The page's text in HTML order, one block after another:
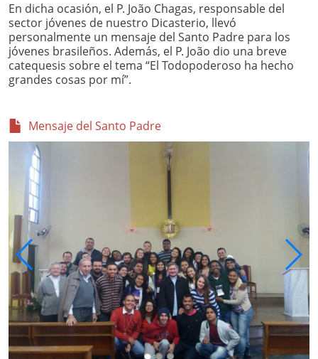
En dicha ocasión, el P. João Chagas, responsable del
sector jóvenes de nuestro Dicasterio, llevó
personalmente un mensaje del Santo Padre para los
jóvenes brasileños. Además, el P. João dio una breve
catequesis sobre el tema “El Todopoderoso ha hecho
grandes cosas por mí”.
Mensaje del Santo Padre